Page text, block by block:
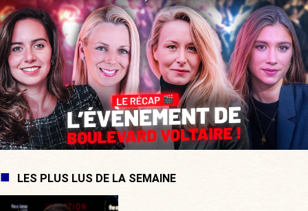
LES PLUS LUS DE LA SEMAINE